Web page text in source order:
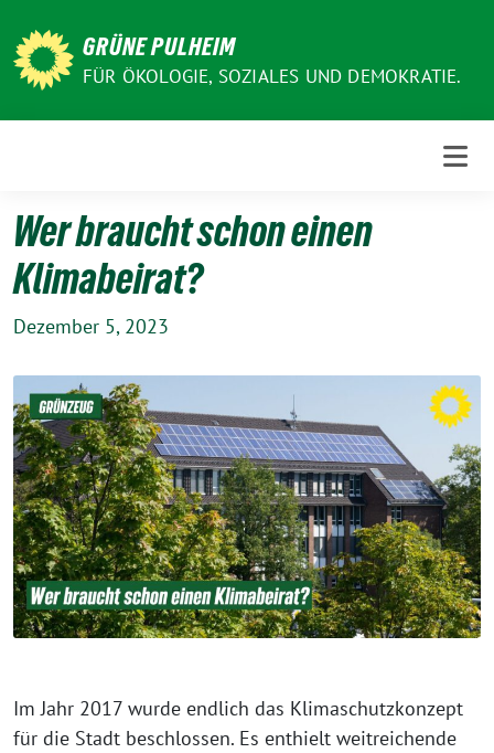
zum
Inhalt
GRÜNE PULHEIM
FÜR ÖKOLOGIE, SOZIALES UND DEMOKRATIE.
Wer braucht schon einen
Klimabeirat?
Dezember 5, 2023
Im Jahr 2017 wurde endlich das Klimaschutzkonzept
für die Stadt beschlossen. Es enthielt weitreichende